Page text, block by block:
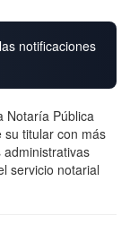
notificaciones
Notaría Pública
su titular con más
servicio notarial